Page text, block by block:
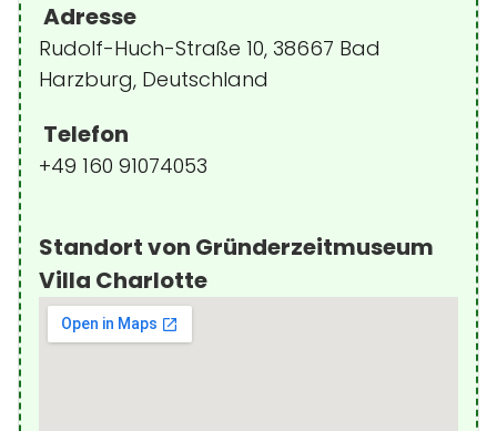
Adresse
Rudolf-Huch-Straße 10, 38667 Bad
Harzburg, Deutschland
Telefon
+49 160 91074053
Standort von Gründerzeitmuseum
Villa Charlotte